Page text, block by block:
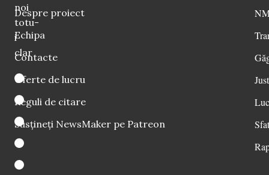
noi
totu-
i
clar
Despre proiect
Echipa
Contacte
Oferte de lucru
Reguli de citare
Susțineți NewsMaker pe Patreon